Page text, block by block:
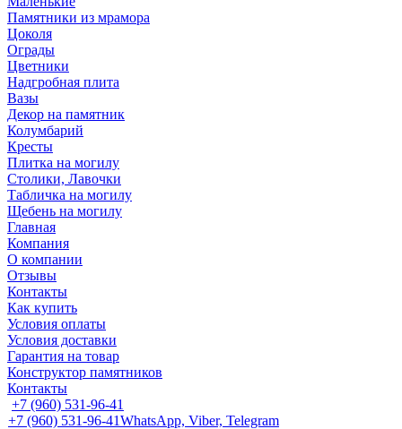
Памятники из мрамора
Цоколя
Ограды
Цветники
Надгробная плита
Вазы
Декор на памятник
Колумбарий
Кресты
Плитка на могилу
Столики, Лавочки
Табличка на могилу
Щебень на могилу
Главная
Компания
О компании
Отзывы
Контакты
Как купить
Условия оплаты
Условия доставки
Гарантия на товар
Конструктор памятников
Контакты
+7 (960) 531-96-41
+7 (960) 531-96-41WhatsApp, Viber, Telegram